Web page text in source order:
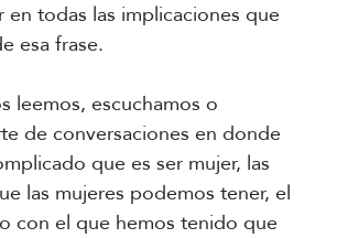
en todas las implicaciones que
esa frase.
leemos, escuchamos o
de conversaciones en donde
que es ser mujer, las
las mujeres podemos tener, el
con el que hemos tenido que